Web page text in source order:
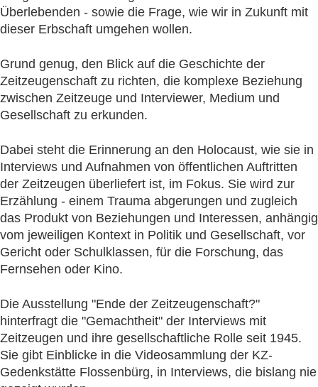
Überlebenden - sowie die Frage, wie wir in Zukunft mit
dieser Erbschaft umgehen wollen.
Grund genug, den Blick auf die Geschichte der
Zeitzeugenschaft zu richten, die komplexe Beziehung
zwischen Zeitzeuge und Interviewer, Medium und
Gesellschaft zu erkunden.
Dabei steht die Erinnerung an den Holocaust, wie sie in
Interviews und Aufnahmen von öffentlichen Auftritten
der Zeitzeugen überliefert ist, im Fokus. Sie wird zur
Erzählung - einem Trauma abgerungen und zugleich
das Produkt von Beziehungen und Interessen, anhängig
vom jeweiligen Kontext in Politik und Gesellschaft, vor
Gericht oder Schulklassen, für die Forschung, das
Fernsehen oder Kino.
Die Ausstellung "Ende der Zeitzeugenschaft?"
hinterfragt die "Gemachtheit" der Interviews mit
Zeitzeugen und ihre gesellschaftliche Rolle seit 1945.
Sie gibt Einblicke in die Videosammlung der KZ-
Gedenkstätte Flossenbürg, in Interviews, die bislang nie